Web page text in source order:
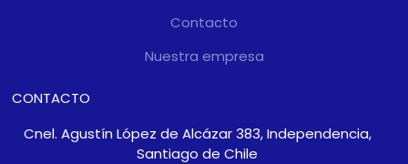
Contacto
Nuestra empresa
CONTACTO
Cnel. Agustín López de Alcázar 383, Independencia,
Santiago de Chile